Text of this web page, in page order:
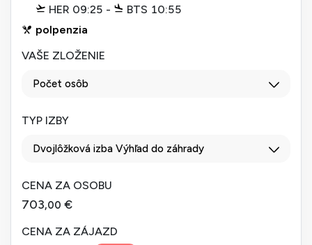
HER 09:25 -
BTS 10:55
polpenzia
VAŠE ZLOŽENIE
Počet osôb
TYP IZBY
Dvojlôžková izba Výhľad do záhrady
CENA ZA OSOBU
703,00 €
CENA ZA ZÁJAZD